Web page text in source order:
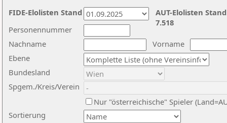
Nachname
Vorname
Ebene
Sortierung
Personennummer
Bundesland
Spgem./Kreis/Verein
Nur "österreichische" Spieler
AUT-Elolisten
7.518
FIDE-Elolisten Stand